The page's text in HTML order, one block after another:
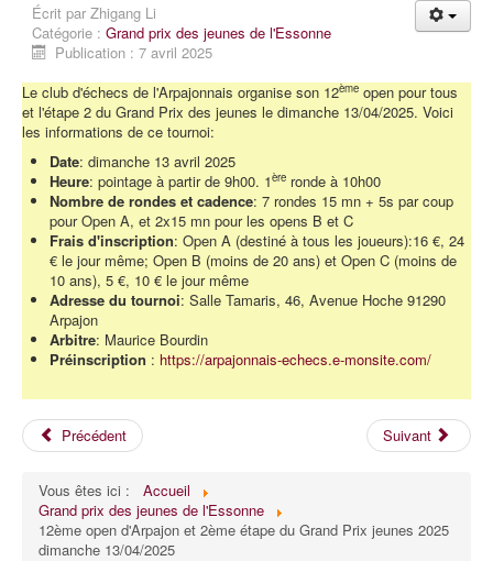
Écrit par Zhigang Li
Catégorie : Grand prix des jeunes de l'Essonne
Publication : 7 avril 2025
Le club d'échecs de l'Arpajonnais organise son 12ème open pour tous
et l'étape 2 du Grand Prix des jeunes le dimanche 13/04/2025. Voici
les informations de ce tournoi:
Date: dimanche 13 avril 2025
Heure: pointage à partir de 9h00. 1ère ronde à 10h00
Nombre de rondes et cadence: 7 rondes 15 mn + 5s par coup
pour Open A, et 2x15 mn pour les opens B et C
Frais d'inscription: Open A (destiné à tous les joueurs):16 €, 24
€ le jour même; Open B (moins de 20 ans) et Open C (moins de
10 ans), 5 €, 10 € le jour même
Adresse du tournoi: Salle Tamaris, 46, Avenue Hoche 91290
Arpajon
Arbitre: Maurice Bourdin
Préinscription : https://arpajonnais-echecs.e-monsite.com/
Précédent Suivant
Vous êtes ici :
Accueil
Grand prix des jeunes de l'Essonne
12ème open d'Arpajon et 2ème étape du Grand Prix jeunes 2025
dimanche 13/04/2025